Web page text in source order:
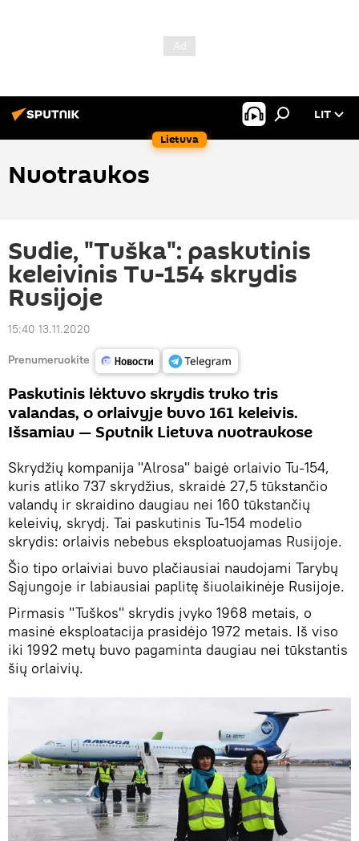
Lietuva
LIT
Nuotraukos
Sudie, "Tuška": paskutinis
keleivinis Tu-154 skrydis
Rusijoje
15:40 13.11.2020
Prenumeruokite
Paskutinis lėktuvo skrydis truko tris
valandas, o orlaivyje buvo 161 keleivis.
Išsamiau — Sputnik Lietuva nuotraukose
Skrydžių kompanija "Alrosa" baigė orlaivio Tu-154,
kuris atliko 737 skrydžius, skraidė 27,5 tūkstančio
valandų ir skraidino daugiau nei 160 tūkstančių
keleivių, skrydį. Tai paskutinis Tu-154 modelio
skrydis: orlaivis nebebus eksploatuojamas Rusijoje.
Šio tipo orlaiviai buvo plačiausiai naudojami Tarybų
Sąjungoje ir labiausiai paplitę šiuolaikinėje Rusijoje.
Pirmasis "Tuškos" skrydis įvyko 1968 metais, o
masinė eksploatacija prasidėjo 1972 metais. Iš viso
iki 1992 metų buvo pagaminta daugiau nei tūkstantis
šių orlaivių.